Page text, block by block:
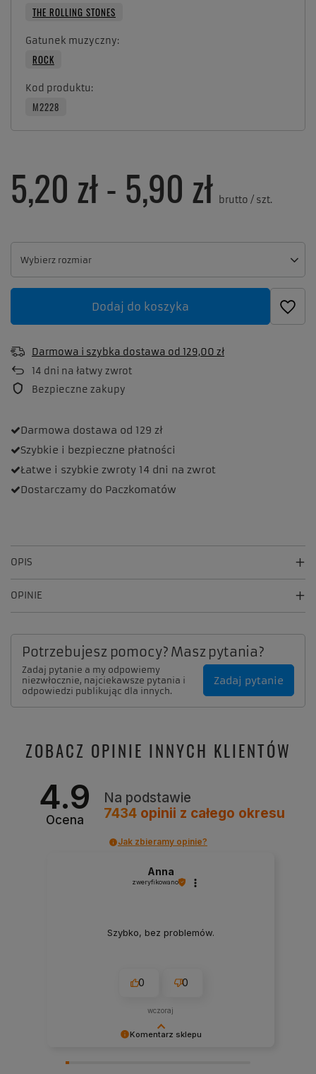
THE ROLLING STONES
Gatunek muzyczny
ROCK
Kod produktu
M2228
Wybierz rozmiar
Wybierz rozmiar
5,20 zł- 5,90 zł brutto / szt.
Dodaj do koszyka
Darmowa i szybka dostawa od 129,00 zł
14 dni na łatwy zwrot
Bezpieczne zakupy
Darmowa dostawa od 129 zł
Szybkie i bezpieczne płatności
Łatwe i szybkie zwroty 14 dni na zwrot
Dostarczamy do Paczkomatów
OPIS
OPINIE
Potrzebujesz pomocy? Masz pytania?
Zadaj pytanie a my odpowiemy
niezwłocznie, najciekawsze pytania i
odpowiedzi publikując dla innych.
Zadaj pytanie
ZOBACZ OPINIE INNYCH KLIENTÓW
4.9
Ocena
Na podstawie
7434 opinii z całego okresu
Jak zbieramy opinie?
Komentarz sklepu
Anna
zweryfikowano
Szybko, bez problemów.
0 0
wczoraj